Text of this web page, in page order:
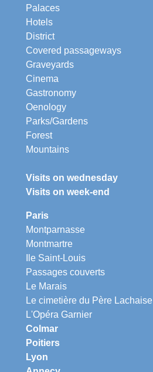
Palaces
Hotels
District
Covered passageways
Graveyards
Cinema
Gastronomy
Oenology
Parks/Gardens
Forest
Mountains
Visits on wednesday
Visits on week-end
Paris
Montparnasse
Montmartre
Ile Saint-Louis
Passages couverts
Le Marais
Le cimetière du Père Lachaise
L'Opéra Garnier
Colmar
Poitiers
Lyon